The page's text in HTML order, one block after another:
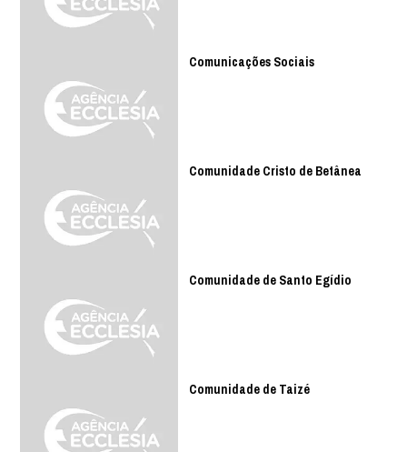
Comunicações Sociais
Comunidade Cristo de Betânea
Comunidade de Santo Egídio
Comunidade de Taizé